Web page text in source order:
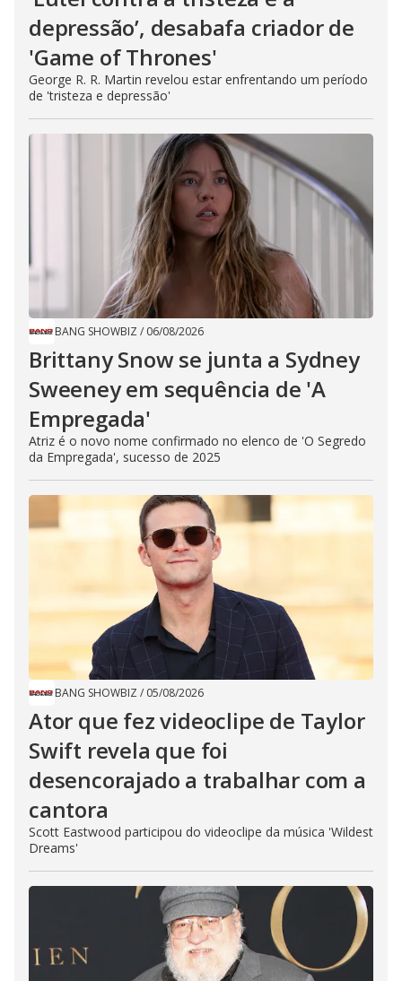
depressão’, desabafa criador de
'Game of Thrones'
George R. R. Martin revelou estar enfrentando um período
de 'tristeza e depressão'
BANG SHOWBIZ / 06/08/2026
Brittany Snow se junta a Sydney
Sweeney em sequência de ​'A
Empregada​'
Atriz é o novo nome confirmado no elenco de 'O Segredo
da Empregada', sucesso de 2025
BANG SHOWBIZ / 05/08/2026
Ator que fez videoclipe de Taylor
Swift revela que foi
desencorajado a trabalhar com a
cantora
Scott Eastwood participou do videoclipe da música 'Wildest
Dreams'